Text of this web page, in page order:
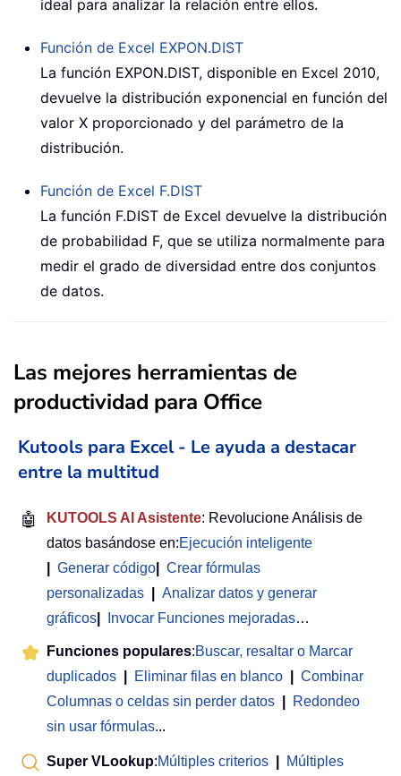
ideal para analizar la relación entre ellos.
Función de Excel EXPON.DIST
La función EXPON.DIST, disponible en Excel 2010,
devuelve la distribución exponencial en función del
valor X proporcionado y del parámetro de la
distribución.
Función de Excel F.DIST
La función F.DIST de Excel devuelve la distribución
de probabilidad F, que se utiliza normalmente para
medir el grado de diversidad entre dos conjuntos
de datos.
Las mejores herramientas de
productividad para Office
Kutools para Excel - Le ayuda a destacar
entre la multitud
🤖 KUTOOLS AI Asistente: Revolucione Análisis de
datos basándose en:Ejecución inteligente
Generar código
Crear fórmulas
personalizadas
Analizar datos y generar
gráficos
Invocar Funciones mejoradas…
Funciones populares:Buscar, resaltar o Marcar
duplicados
Eliminar filas en blanco
Combinar
Columnas o celdas sin perder datos
Redondeo
sin usar fórmulas...
Super VLookup:Múltiples criterios
Múltiples